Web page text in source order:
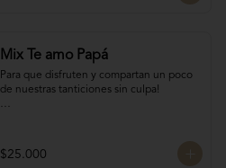
Mix Te amo Papá
Para que disfruten y compartan un poco
de nuestras tanticiones sin culpa!
manjar blanco)
Naranjitas con chocolate 150 gr
$25.000